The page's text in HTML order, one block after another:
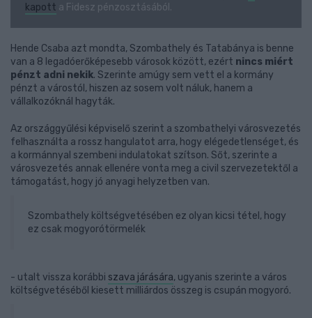
kapott a Fidesz pénzosztásából.
Hende Csaba azt mondta, Szombathely és Tatabánya is benne
van a 8 legadóerőképesebb városok között, ezért nincs miért
pénzt adni nekik. Szerinte amúgy sem vett el a kormány
pénzt a várostól, hiszen az sosem volt náluk, hanem a
vállalkozóknál hagyták.
Az országgyűlési képviselő szerint a szombathelyi városvezetés
felhasználta a rossz hangulatot arra, hogy elégedetlenséget, és
a kormánnyal szembeni indulatokat szítson. Sőt, szerinte a
városvezetés annak ellenére vonta meg a civil szervezetektől a
támogatást, hogy jó anyagi helyzetben van.
Szombathely költségvetésében ez olyan kicsi tétel, hogy
ez csak mogyorótörmelék
- utalt vissza korábbi szava járására, ugyanis szerinte a város
költségvetéséből kiesett milliárdos összeg is csupán mogyoró.